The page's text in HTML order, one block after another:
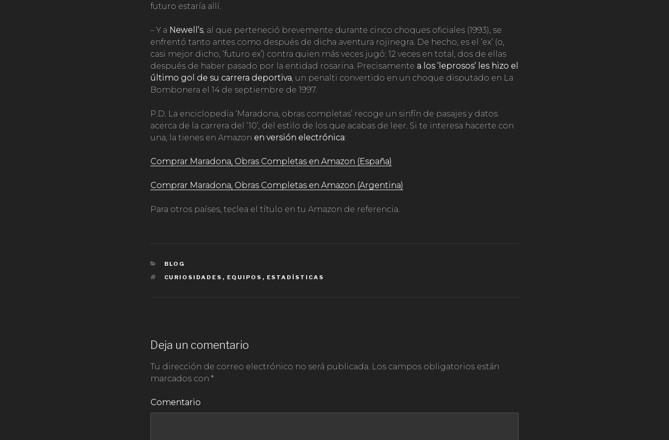
futuro estaría allí.
– Y a Newell’s, al que perteneció brevemente durante cinco choques oficiales (1993), se
enfrentó tanto antes como después de dicha aventura rojinegra. De hecho, es el ‘ex’ (o,
casi mejor dicho, ‘futuro ex’) contra quien más veces jugó: 12 veces en total, dos de ellas
después de haber pasado por la entidad rosarina. Precisamente a los ‘leprosos’ les hizo el
último gol de su carrera deportiva, un penalti convertido en un choque disputado en La
Bombonera el 14 de septiembre de 1997.
P.D. La enciclopedia ‘Maradona, obras completas’ recoge un sinfín de pasajes y datos
acerca de la carrera del ‘10’, del estilo de los que acabas de leer. Si te interesa hacerte con
una, la tienes en Amazon en versión electrónica:
Comprar Maradona, Obras Completas en Amazon (España)
Comprar Maradona, Obras Completas en Amazon (Argentina)
Para otros países, teclea el título en tu Amazon de referencia.
CATEGORÍAS
BLOG
ETIQUETAS
CURIOSIDADES , EQUIPOS , ESTADÍSTICAS
Deja un comentario
Tu dirección de correo electrónico no será publicada. Los campos obligatorios están
marcados con *
Comentario